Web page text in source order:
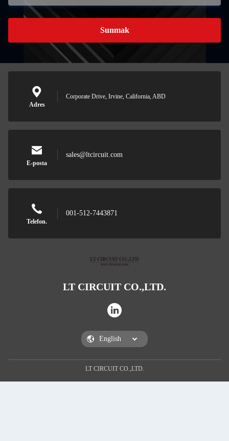
Sunmak
Adres
Corporate Drive, Irvine, California, ABD
E-posta
sales@ltcircuit.com
Telefon.
001-512-7443871
LT CIRCUIT CO.,LTD.
LT CIRCUIT CO.,LTD.